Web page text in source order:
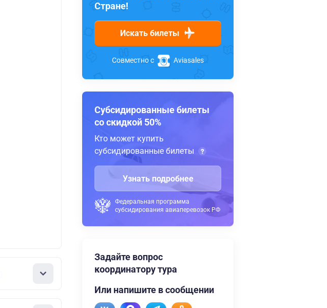
Стране!
Искать билеты
Совместно с Aviasales
Субсидированные билеты
со скидкой 50%
Кто может купить
субсидированные билеты
Узнать подробнее
Федеральная программа
субсидирования авиаперевозок РФ
Задайте вопрос
координатору тура
Или напишите в сообщении